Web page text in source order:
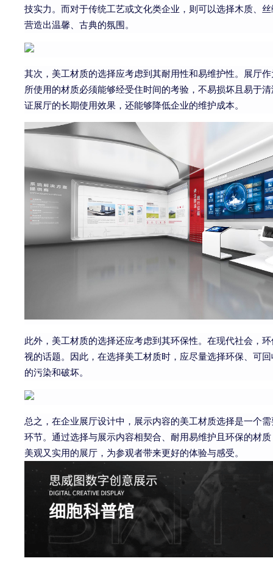
技实力。而对于传统工艺或文化类企业，则可以选择木质、
营造出温馨、古典的氛围。
其次，美工材质的选择应考虑到其耐用性和易维护性。展厅
所使用的材质必须能够经受住时间的考验，不易损坏且易于
证展厅的长期使用效果，还能够降低企业的维护成本。
此外，美工材质的选择还应考虑到其环保性。在现代社会，
视的话题。因此，在选择美工材质时，应尽量选择环保、可
的污染和破坏。
总之，在企业展厅设计中，展示内容的美工材质选择是一个
环节。通过选择与展示内容相契合、耐用易维护且环保的材
美观又实用的展厅，为参观者带来更好的体验与感受。